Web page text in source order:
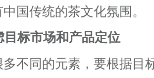
国传统的茶文化氛围。
目标市场和产品定位
不同的元素，要根据目